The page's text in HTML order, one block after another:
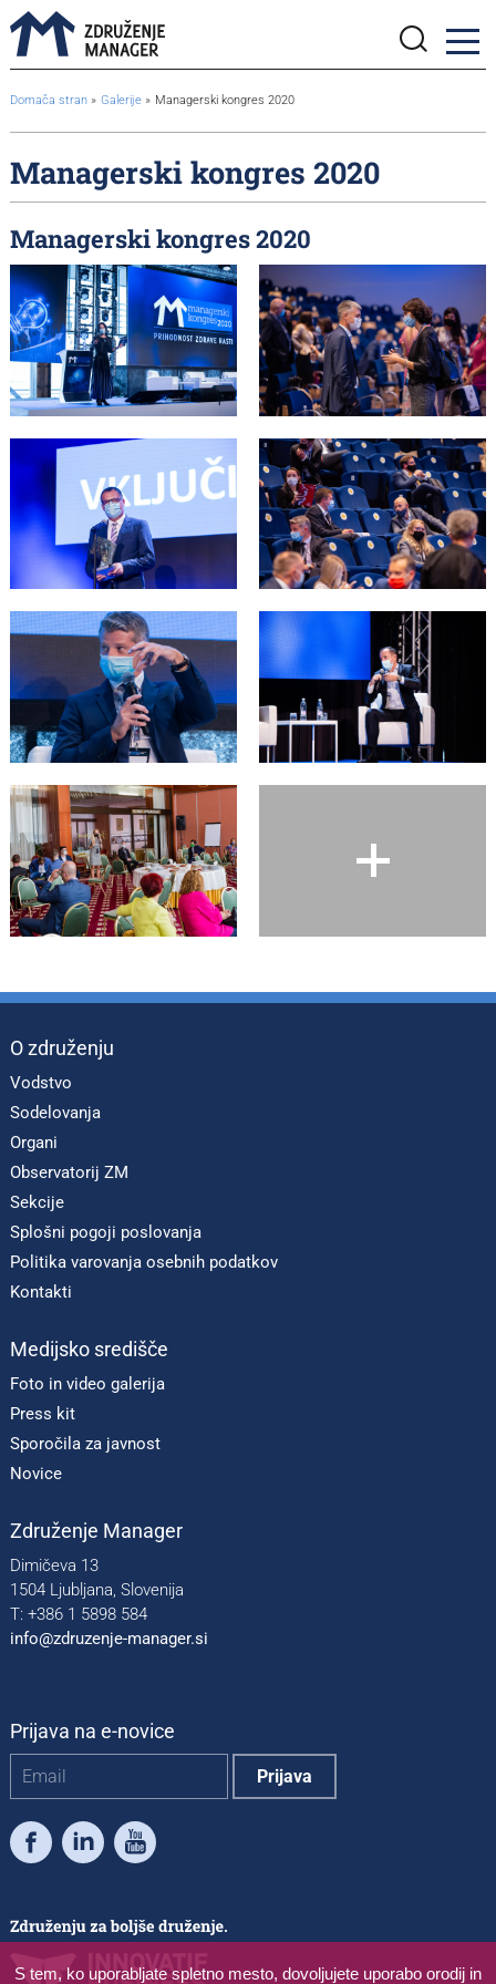
S tem, ko uporabljate spletno mesto, dovoljujete uporabo orodij in
BreadcrumbsTemplate.TITLE_A11Y
Domača stran Galerije Managerski kongres 2020
Managerski kongres 2020
Managerski kongres 2020
O združenju
Vodstvo
Sodelovanja
Organi
Observatorij ZM
Sekcije
Splošni pogoji poslovanja
Politika varovanja osebnih podatkov
Kontakti
Medijsko središče
Foto in video galerija
Press kit
Sporočila za javnost
Novice
Združenje Manager
Dimičeva 13
1504 Ljubljana, Slovenija
T: +386 1 5898 584
info@zdruzenje-manager.si
Prijava na e-novice
FacebookLinkedInYoutube